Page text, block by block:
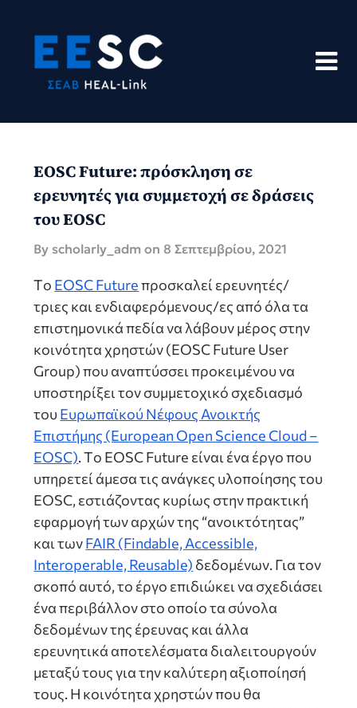
content
EOSC Future: πρόσκληση σε
ερευνητές για συμμετοχή σε δράσεις
του EOSC
By scholarly_adm on 8 Σεπτεμβρίου, 2021
Tο EOSC Futureπροσκαλεί ερευνητές/
τριες και ενδιαφερόμενους/ες από όλα τα
επιστημονικά πεδία να λάβουν μέρος στην
κοινότητα χρηστών (EOSC Future User
Group) που αναπτύσσει προκειμένου να
υποστηρίξει τον συμμετοχικό σχεδιασμό
τουΕυρωπαϊκού Νέφους Ανοικτής
Επιστήμης (European Open Science Cloud –
EOSC). Tο EOSC Future είναι ένα έργο που
υπηρετεί άμεσα τις ανάγκες υλοποίησης του
EOSC, εστιάζοντας κυρίως στην πρακτική
εφαρμογή των αρχών της “ανοικτότητας”
και τωνFAIR (Findable, Accessible,
Interoperable, Reusable) δεδομένων. Για τον
σκοπό αυτό, το έργο επιδιώκει να σχεδιάσει
ένα περιβάλλον στο οποίο τα σύνολα
δεδομένων της έρευνας και άλλα
ερευνητικά αποτελέσματα διαλειτουργούν
μεταξύ τους για την καλύτερη αξιοποίησή
τους. Η κοινότητα χρηστών που θα